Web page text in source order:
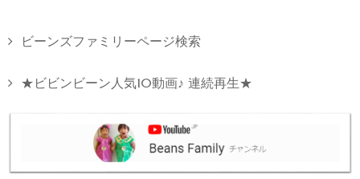
ビーンズファミリーページ検索
★ビビンビーン人気10動画♪ 連続再生★